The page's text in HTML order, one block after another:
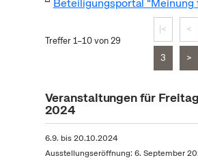
Beteiligungsportal "Meinung
Treffer 1–10 von 29
|< <
3 >
Veranstaltungen für
2024
6.9. bis20.10.2024
Ausstellungseröffnung: 6. September